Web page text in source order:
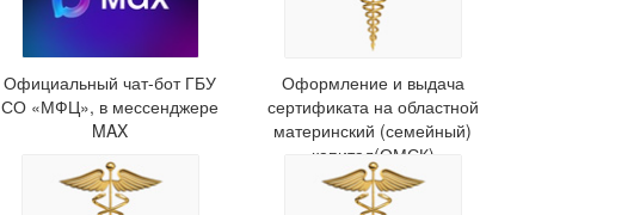
Официальный чат-бот ГБУ
СО «МФЦ», в мессенджере
MAX
Оформление и выдача
сертификата на областной
материнский (семейный)
капитал(ОМСК)